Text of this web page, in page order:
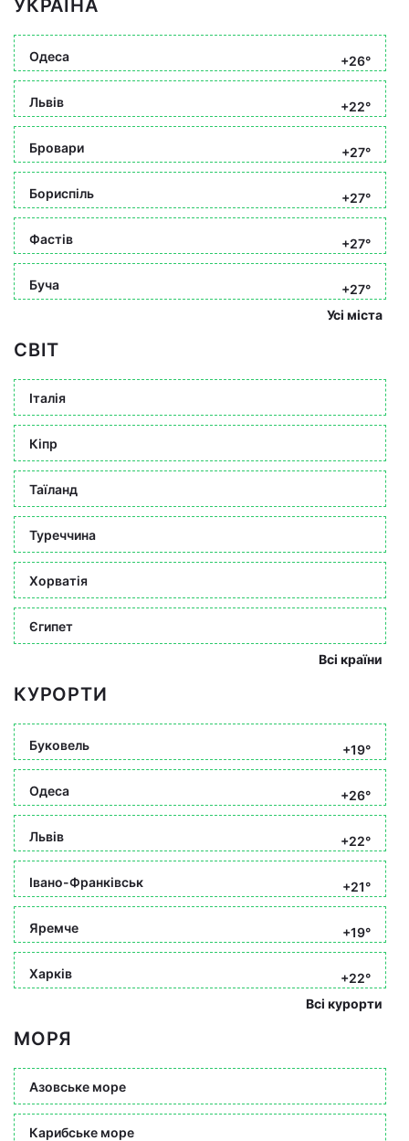
УКРАЇНА
Одеса +26°
Львів +22°
Бровари +27°
Бориспіль +27°
Фастів +27°
Буча
+27°
Усі міста
СВІТ
Італія
Кіпр
Таїланд
Туреччина
Хорватія
Єгипет
Всі країни
КУРОРТИ
Буковель +19°
Одеса +26°
Львів +22°
Івано-Франківськ +21°
Яремче +19°
Харків
+22°
Всі курорти
МОРЯ
Азовське море
Карибське море